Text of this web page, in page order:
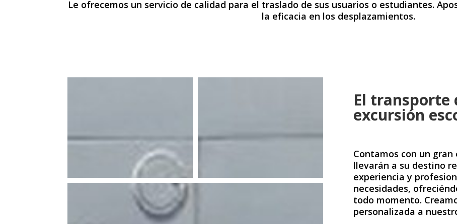
Le ofrecemos un servicio de calidad para el traslado de sus usuarios o estudiantes.
la eficacia en los desplazamientos.
El transporte
excursión
Contamos con un
llevarán a su destino
experiencia y
necesidades,
todo momento.
personalizada a